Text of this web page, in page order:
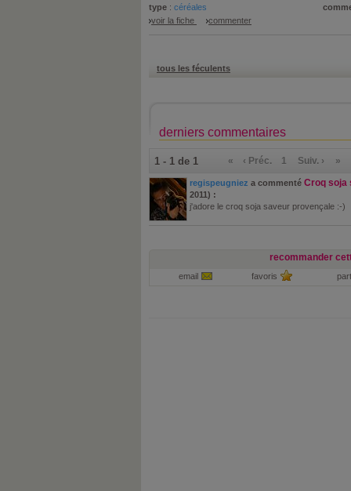
type : céréales
voir la fiche
commenter
tous les féculents
derniers commentaires
1 - 1 de 1 « ‹ Préc. 1 Suiv. › »
regispeugniez a commenté Croq soja
2011) :
j'adore le croq soja saveur provençale :-)
recommander
email favoris